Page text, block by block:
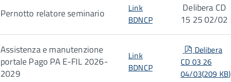
Pernotto relatore seminario
Link
BDNCP
Delibera CD
15 25 02/02
Assistenza e manutenzione
portale Pago PA E-FIL 2026-
2029
Link
BDNCP
pdf
Delibera
CD 03 26
04/03(209 KB)